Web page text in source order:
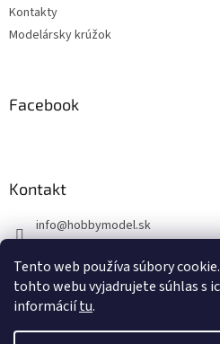
Tento web používa súbory
tohto webu vyjadrujete súhlas s
informáciítu.
Kontakty
Modelársky krúžok
Facebook
Kontakt
info@hobbymodel.sk
https://www.facebook.com/